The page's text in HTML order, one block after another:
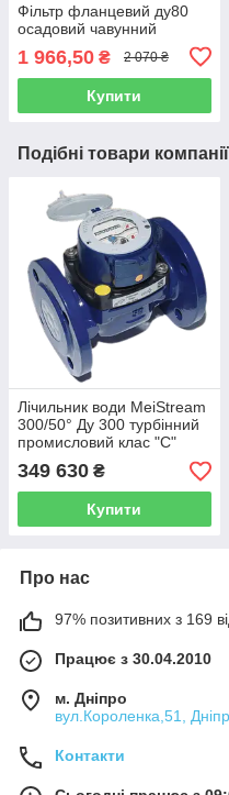
Фільтр фланцевий ду80
осадовий чавунний
1 966,50 ₴ 2 070 ₴
Купити
Подібні товари компанії
Лічильник води MeiStream
300/50° Ду 300 турбінний
промисловий клас "С"
SENSUS (Німеччина)
349 630 ₴
Купити
Про нас
97% позитивних з 169
Працює з 30.04.2010
м. Дніпро
вул.Короленка,51,
Контакти